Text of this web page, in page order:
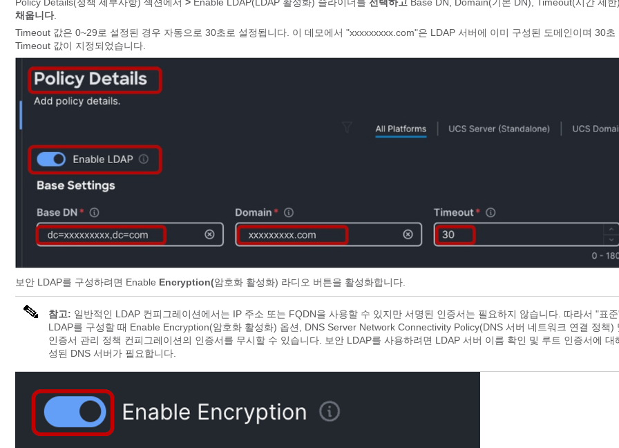
채웁니다.
Timeout 값은 0~29로 설정된 경우 자동으로 30초로 설정됩니다. 이 데모에서 "xxxxxxxxx.com"은 LDAP 서버에 이미 구성된 도메인이며 30초
Timeout 값이 지정되었습니다.
보안 LDAP를 구성하려면 Enable Encryption(암호화 활성화) 라디오 버튼을 활성화합니다.
참고: 일반적인 LDAP 컨피그레이션에서는 IP 주소 또는 FQDN을 사용할 수 있지만 서명된 인증서는 필요하지 않습니다. 따라서 "표
LDAP를 구성할 때 Enable Encryption(암호화 활성화) 옵션, DNS Server Network Connectivity Policy(DNS 서버 네트워크 연결 정책)
인증서 관리 정책 컨피그레이션의 인증서를 무시할 수 있습니다. 보안 LDAP를 사용하려면 LDAP 서버 이름 확인 및 루트 인증서에 대
성된 DNS 서버가 필요합니다.